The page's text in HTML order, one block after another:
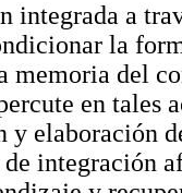
integrada a
la
memoria del
en tales
elaboración
integración